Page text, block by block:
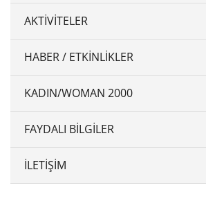
AKTIVITELER
HABER / ETKINLIKLER
KADIN/WOMAN 2000
FAYDALI BILGILER
İLETIŞIM